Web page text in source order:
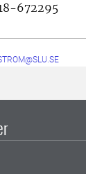
672295